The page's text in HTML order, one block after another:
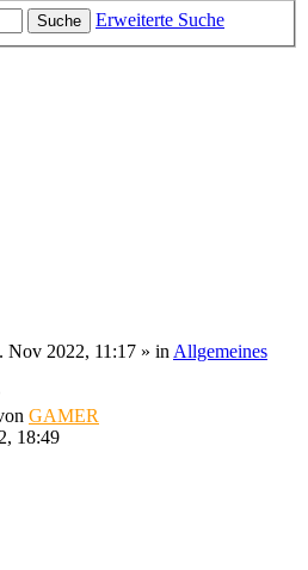
Suche
Erweiterte Suche
Nov 2022, 11:17 » in Allgemeines
GAMER
18:49